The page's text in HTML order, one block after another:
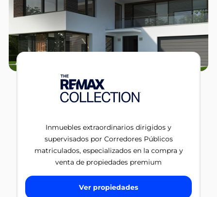
Inmuebles extraordinarios dirigidos y
supervisados por Corredores Públicos
matriculados, especializados en la compra y
venta de propiedades premium
Ver propiedades